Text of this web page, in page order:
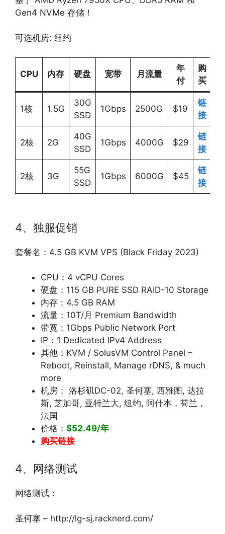
Gen4 NVMe 存储！
可选机房: 纽约
CPU 内存 硬盘 宽带 月流量
年
付
购
买
1核 1.5G
30G
SSD
1Gbps 2500G $19
链
接
2核 2G
40G
SSD
1Gbps 4000G $29
链
接
2核 3G
55G
SSD
1Gbps 6000G $45
链
接
4、独服促销
套餐名：4.5 GB KVM VPS (Black Friday 2023)
CPU：4 vCPU Cores
硬盘：115 GB PURE SSD RAID-10 Storage
内存：4.5 GB RAM
流量：10T/月 Premium Bandwidth
带宽：1Gbps Public Network Port
IP：1 Dedicated IPv4 Address
其他：KVM / SolusVM Control Panel –
Reboot, Reinstall, Manage rDNS, & much
more
机房： 洛杉矶DC-02, 圣何塞, 西雅图, 达拉
斯, 芝加哥, 亚特兰大, 纽约, 阿什本，荷兰，
法国
价格： $52.49/年
购买链接
4、网络测试
网络测试：
圣何塞 – http://lg-sj.racknerd.com/